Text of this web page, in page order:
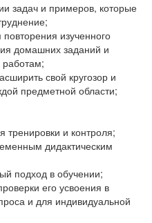
задач и примеров, которые
изученного
домашних заданий и
работам;
свой кругозор и
предметной области;
тренировки и контроля;
дидактическим
подход в обучении;
его усвоения в
и для индивидуальной